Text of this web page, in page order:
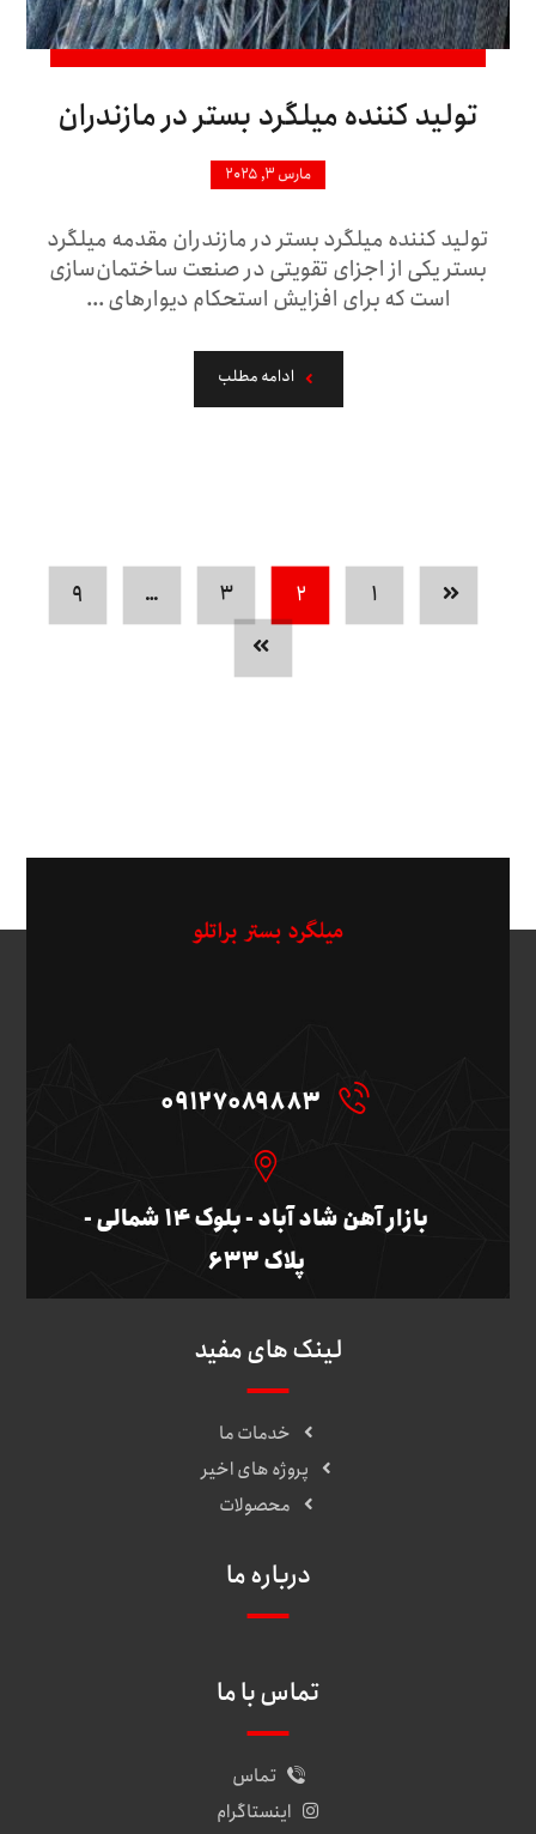
تولید کننده میلگرد بستر در مازندران
مارس ۳, ۲۰۲۵
تولید کننده میلگرد بستر در مازندران مقدمه میلگرد
بستر یکی از اجزای تقویتی در صنعت ساختمان‌سازی
است که برای افزایش استحکام دیوارهای ...
ادامه مطلب
۱ ۲ ۳ … ۹
09127089883
بازار آهن شاد آباد - بلوک ۱۴ شمالی -
پلاک ۶۳۳
لینک های مفید
خدمات ما
پروژه های اخیر
محصولات
درباره ما
تماس با ما
تماس
اینستاگرام